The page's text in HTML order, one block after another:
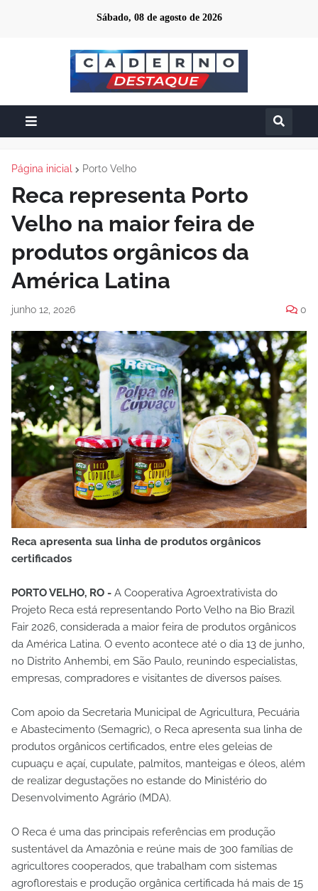
Sábado, 08 de agosto de 2026
Página inicial Porto Velho
Reca representa Porto
Velho na maior feira de
produtos orgânicos da
América Latina
junho 12, 2026 0
Reca apresenta sua linha de produtos orgânicos
certificados
PORTO VELHO, RO - A Cooperativa Agroextrativista do
Projeto Reca está representando Porto Velho na Bio Brazil
Fair 2026, considerada a maior feira de produtos orgânicos
da América Latina. O evento acontece até o dia 13 de junho,
no Distrito Anhembi, em São Paulo, reunindo especialistas,
empresas, compradores e visitantes de diversos países.
Com apoio da Secretaria Municipal de Agricultura, Pecuária
e Abastecimento (Semagric), o Reca apresenta sua linha de
produtos orgânicos certificados, entre eles geleias de
cupuaçu e açaí, cupulate, palmitos, manteigas e óleos, além
de realizar degustações no estande do Ministério do
Desenvolvimento Agrário (MDA).
O Reca é uma das principais referências em produção
sustentável da Amazônia e reúne mais de 300 famílias de
agricultores cooperados, que trabalham com sistemas
agroflorestais e produção orgânica certificada há mais de 15